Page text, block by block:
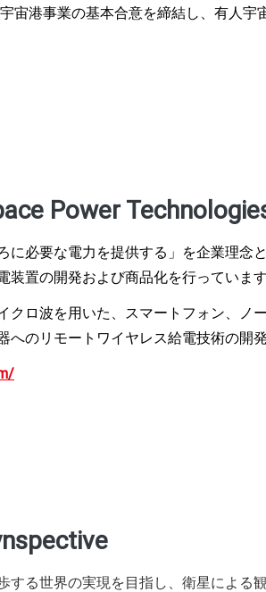
宙港事業の基本合意を締結し、有人宇
Power
に必要な電力を提供する」を企業理念
装置の開発および商品化を行っています
クロ波を用いた、スマートフォン、
へのリモートワイヤレス給電技術の開
する世界の実現を目指し、衛星による